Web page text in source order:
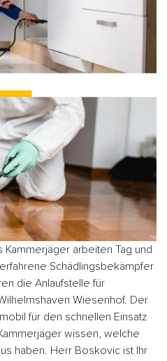
arbeiten Tag und
Schädlingsbekämpfer
die Anlaufstelle für
Wiesenhof. Der
für den schnellen Einsatz
wissen, welche
haben. Herr Boskovic ist Ihr